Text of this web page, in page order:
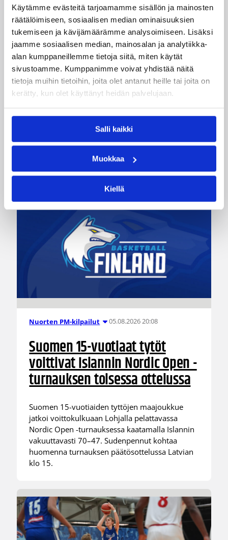
Käytämme evästeitä tarjoamamme sisällön ja mainosten
räätälöimiseen, sosiaalisen median ominaisuuksien
tukemiseen ja kävijämäärämme analysoimiseen. Lisäksi
jaamme sosiaalisen median, mainosalan ja analytiikka-
alan kumppaneillemme tietoja siitä, miten käytät
sivustoamme. Kumppanimme voivat yhdistää näitä
tietoja muihin tietoihin, joita olet antanut heille tai joita on
kerätty, kun olet käyttänyt heidän palvelujaan.
Salli kaikki
Muokkaa
Kiellä
Lisätietoja:Naisten EM-karsinnat
Päivitetty07.06.2013
Kategoriat
Haastattelu Maajoukkue Pääjuttu
Katso myös
Nuorten PM-kilpailut 05.08.2026 20:08
Suomen 15-vuotiaat tytöt
voittivat Islannin Nordic Open -
turnauksen toisessa ottelussa
Suomen 15-vuotiaiden tyttöjen maajoukkue
jatkoi voittokulkuaan Lohjalla pelattavassa
Nordic Open -turnauksessa kaatamalla Islannin
vakuuttavasti 70–47. Sudenpennut kohtaa
huomenna turnauksen päätösottelussa Latvian
klo 15.